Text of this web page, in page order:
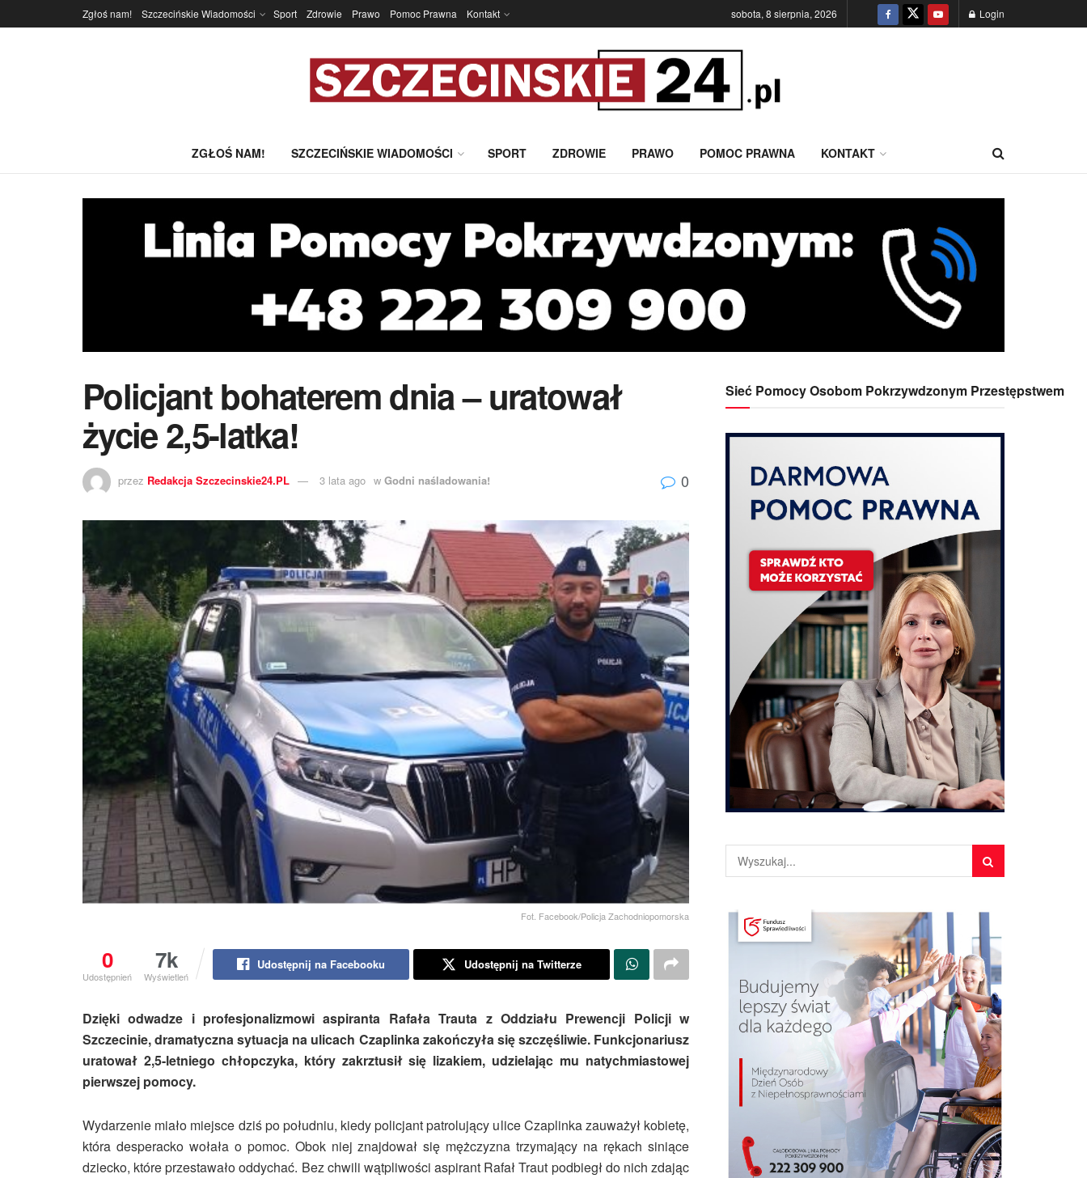
Zgłoś nam! Szczecińskie Wiadomości Sport Zdrowie Prawo Pomoc Prawna Kontakt sobota, 8 sierpnia, 2026 Login
ZGŁOŚ NAM! SZCZECIŃSKIE WIADOMOŚCI SPORT ZDROWIE PRAWO POMOC PRAWNA KONTAKT
Policjant bohaterem dnia – uratował
życie 2,5-latka!
przez Redakcja Szczecinskie24.PL 3 lata ago w Godni naśladowania! 0
Fot. Facebook/Policja Zachodniopomorska
0
Udostępnień
7k
Wyświetleń
Udostępnij na Facebooku Udostępnij na Twitterze
Dzięki odwadze i profesjonalizmowi aspiranta Rafała Trauta z Oddziału Prewencji Policji w
Szczecinie, dramatyczna sytuacja na ulicach Czaplinka zakończyła się szczęśliwie. Funkcjonariusz
uratował 2,5-letniego chłopczyka, który zakrztusił się lizakiem, udzielając mu natychmiastowej
pierwszej pomocy.
Wydarzenie miało miejsce dziś po południu, kiedy policjant patrolujący ulice Czaplinka zauważył kobietę,
która desperacko wołała o pomoc. Obok niej znajdował się mężczyzna trzymający na rękach siniące
dziecko, które przestawało oddychać. Bez chwili wątpliwości aspirant Rafał Traut podbiegł do nich zdając
Sieć Pomocy Osobom Pokrzywdzonym Przestępstwem